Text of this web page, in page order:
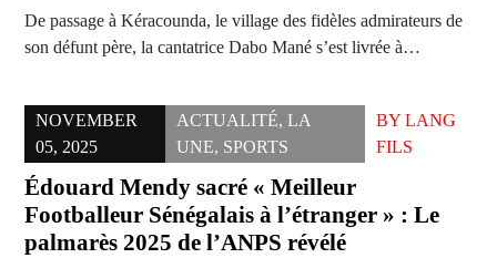
De passage à Kéracounda, le village des fidèles admirateurs de
son défunt père, la cantatrice Dabo Mané s’est livrée à…
NOVEMBER
05, 2025
ACTUALITÉ,LA
UNE, SPORTS
BYLANG
FILS
Édouard Mendy sacré « Meilleur
Footballeur Sénégalais à l’étranger » : Le
palmarès 2025 de l’ANPS révélé